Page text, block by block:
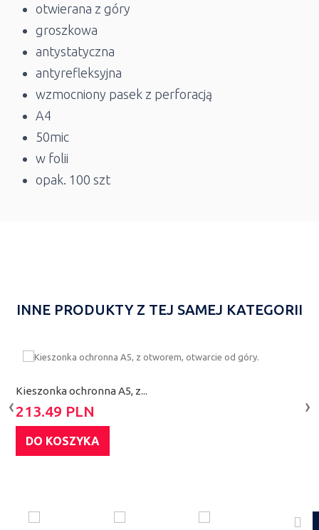
otwierana z góry
groszkowa
antystatyczna
antyrefleksyjna
wzmocniony pasek z perforacją
A4
50mic
w folii
opak. 100 szt
INNE PRODUKTY Z TEJ SAMEJ KATEGORII
Kieszonka ochronna A5, z...
213.49 PLN
DO KOSZYKA
‹ ›